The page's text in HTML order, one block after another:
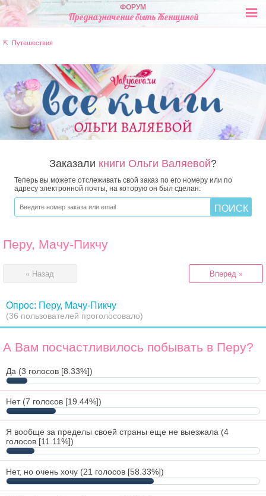
ФОРУМ
Предназначение быть Женщиной
⇱ Путешествия
Заказали книги Ольги Валяевой?
Теперь вы можете отслеживать свой заказ по его номеру или по
адресу электронной почты, на которую он был сделан:
Перу, Мачу-Пикчу
« Назад Вперед »
Опрос: Перу, Мачу-Пикчу
(36 пользователей проголосовало)
А Вам посчастливилось побывать в Перу?
Да (3 голосов [8.33%])
Нет (7 голосов [19.44%])
Я вообще за пределы своей страны еще не выезжала (4
голосов [11.11%])
Нет, но очень хочу (21 голосов [58.33%])